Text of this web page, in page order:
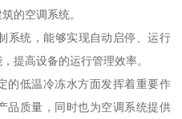
的空调系统。
系统，能够实现自动启停、运行
提高设备的运行管理效率。
的低温冷冻水方面发挥着重要作
品质量，同时也为空调系统提供